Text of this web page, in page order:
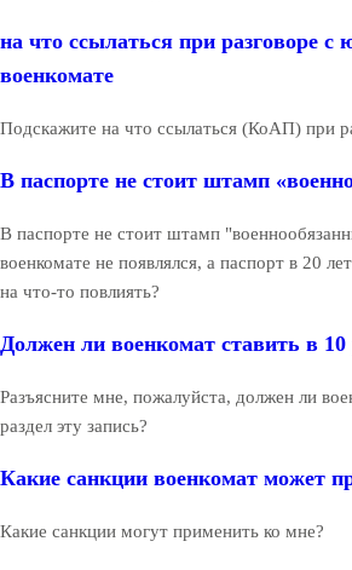
на что ссылаться при разговоре с
военкомате
Подскажите на что ссылаться (КоАП) при
В паспорте не стоит штамп
В паспорте не стоит штамп
военкомате не появлялся, а паспорт в 20
на что-то повлиять?
Должен ли военкомат ставить в 10
Разъясните мне, пожалуйста, должен ли
раздел эту запись?
Какие санкции военкомат может
Какие санкции могут применить ко мне?